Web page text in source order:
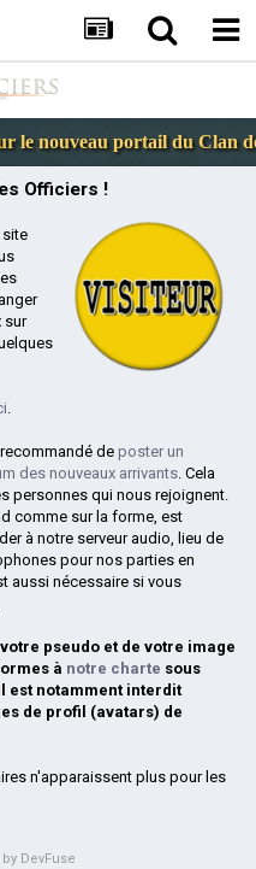
le nouveau portail du Clan
Officiers !
site
sur
.
de poster un
des nouveaux arrivants. Cela
personnes qui nous rejoignent.
comme sur la forme, est
à notre serveur audio, lieu de
pour nos parties en
aussi nécessaire si vous
pseudo et de votre image
à notre charte sous
est notamment interdit
de profil (avatars) de
n'apparaissent plus pour les
DevFuse